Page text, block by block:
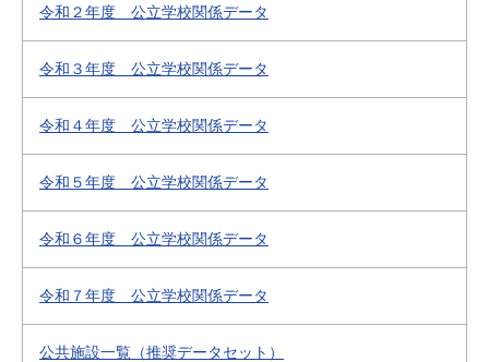
令和２年度 公立学校関係データ
令和３年度 公立学校関係データ
令和４年度 公立学校関係データ
令和５年度 公立学校関係データ
令和６年度 公立学校関係データ
令和７年度 公立学校関係データ
公共施設一覧（推奨データセット）